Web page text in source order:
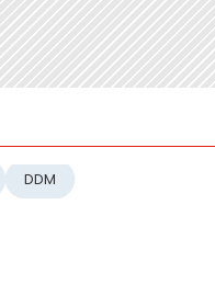
DDM